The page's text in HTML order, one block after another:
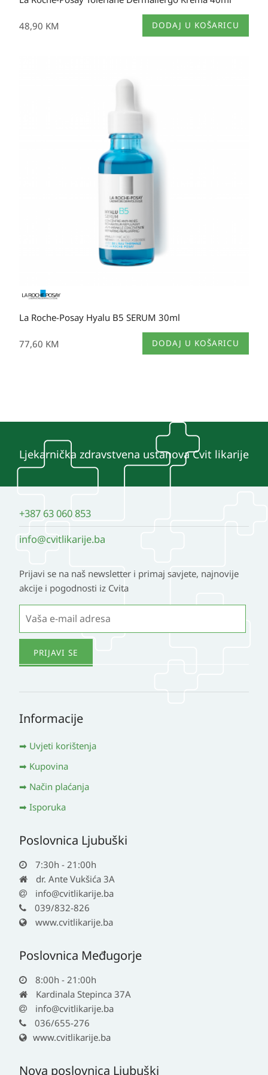
48,90 KM DODAJ U KOŠARICU
La Roche-Posay Hyalu B5 SERUM 30ml
77,60 KM DODAJ U KOŠARICU
Ljekarnička zdravstvena ustanova Cvit likarije
+387 63 060 853
info@cvitlikarije.ba
Prijavi se na naš newsletter i primaj savjete, najnovije
akcije i pogodnosti iz Cvita
Informacije
Uvjeti korištenja
Kupovina
Način plaćanja
Isporuka
Poslovnica Ljubuški
7:30h - 21:00h
dr. Ante Vukšića 3A
info@cvitlikarije.ba
039/832-826
www.cvitlikarije.ba
Poslovnica Međugorje
8:00h - 21:00h
Kardinala Stepinca 37A
info@cvitlikarije.ba
036/655-276
www.cvitlikarije.ba
Nova poslovnica Ljubuški